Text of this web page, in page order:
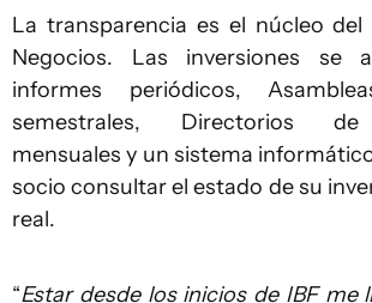
La transparencia es el núcleo del
Negocios. Las inversiones se
informes periódicos,
semestrales, Directorios de
mensuales y un sistema
socio consultar el estado de su
real.
“Estar desde los inicios de IBF me